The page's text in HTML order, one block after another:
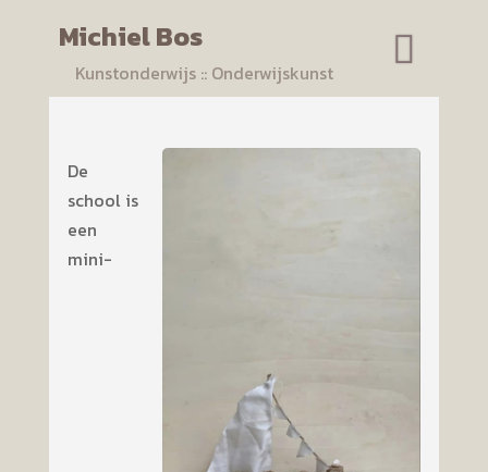
Michiel Bos
Kunstonderwijs :: Onderwijskunst
De
school is
een
mini-